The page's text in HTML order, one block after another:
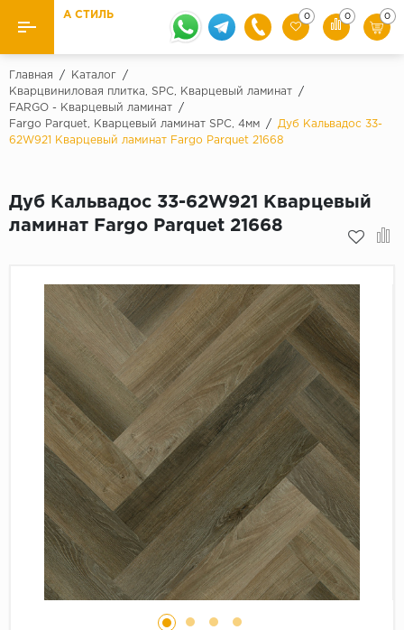
Назад
Ламинат
31 класс
32 класс
33 класс
Палитра
Серый
Бежевый
Дуб светлый
Коричневый
Страна
Австрия
Бельгия
Ковролин и ковровая плитка
Плитка ПВХ
Плинтус
Кварцевый ламинат SPC
Подложка под паркет и ламинат
А СТИЛЬ 0 0 0
Главная / Каталог
/
Кварцвиниловая плитка, SPC, Кварцевый ламинат
/
FARGO - Кварцевый ламинат
/
Fargo Parquet, Кварцевый ламинат SPC, 4мм
/
Дуб Кальвадос 33-
62W921 Кварцевый ламинат Fargo Parquet 21668
Дуб Кальвадос 33-62W921 Кварцевый
ламинат Fargo Parquet 21668